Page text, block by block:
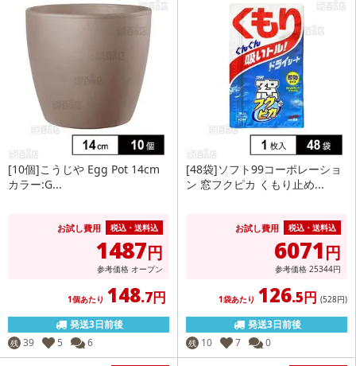
[10個]こうじや Egg Pot 14cm
カラー:G...
お試し費用 税込・送料込
1487円
参考価格 オープン
1個あたり 148.7円
発送3日前後
残 39 5 6
[48袋]ソフト99コーポレーショ
ン 窓フクピカ くもり止め...
お試し費用 税込・送料込
6071円
参考価格 25344円
1袋あたり 126.5円 (528円)
発送3日前後
残 10 7 0